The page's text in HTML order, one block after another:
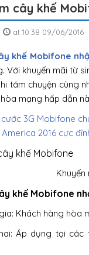
cây khế
at 10:38 09/06/2016
khế Mobifone
Với khuyến mãi từ
tám chuyện cùng
mạng hấp dẫn
3G Mobifone
2016 cực
khế Mobifone
Khách hàng hòa
Áp dụng tại các